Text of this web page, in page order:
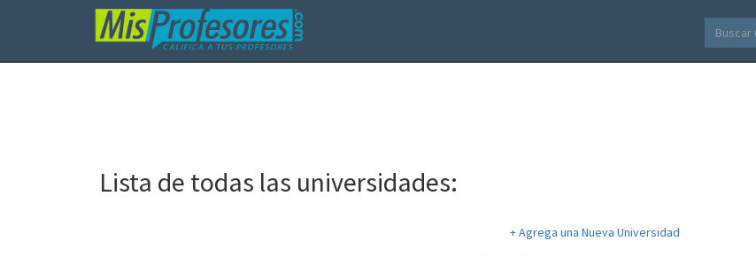
Lista de todas las universidades:
+ Agrega una Nueva Universidad